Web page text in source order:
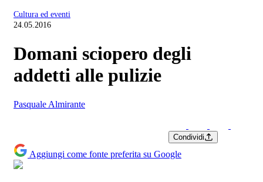
Cultura ed eventi
24.05.2016
Domani sciopero degli
addetti alle pulizie
Pasquale Almirante
Condividi
Aggiungi come fonte preferita su Google